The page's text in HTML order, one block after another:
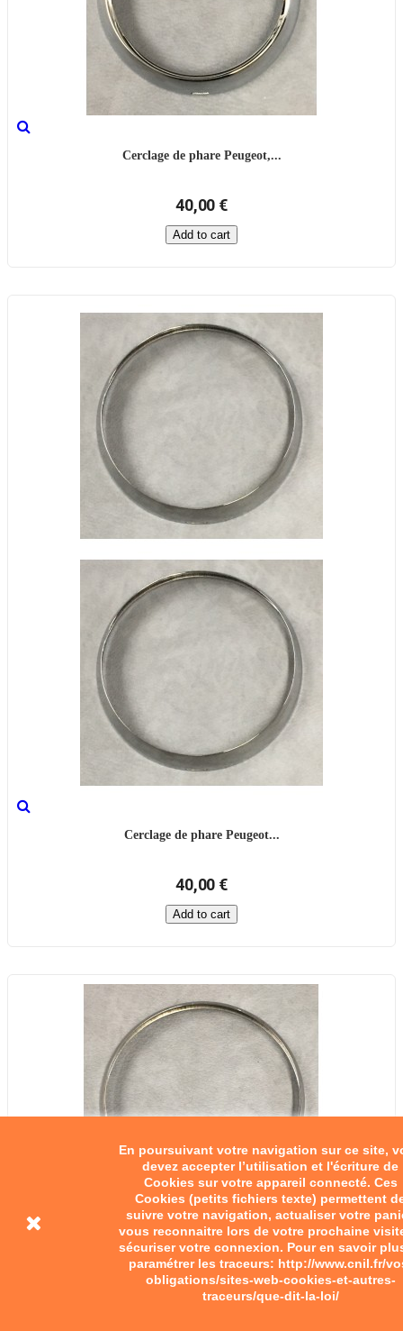
En poursuivant votre navigation sur ce site,
devez accepter l’utilisation et l'écriture de
Cookies sur votre appareil connecté. Ces
Cookies (petits fichiers texte) permettent
suivre votre navigation, actualiser votre
vous reconnaitre lors de votre prochaine
sécuriser votre connexion. Pour en savoir
paramétrer les traceurs: http://www.cnil.fr/
obligations/sites-web-cookies-et-autres-
traceurs/que-dit-la-loi/
Cerclage de phare Peugeot,...
40,00 €
Add to cart
Cerclage de phare Peugeot...
40,00 €
Add to cart